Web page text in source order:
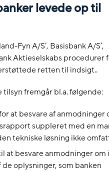
levede op til
Fyn A/S’, Basisbank A/S’,
Aktieselskabs procedurer
retten til indsigt..
fremgår bl.a. følgende:
at besvare af anmodninger
suppleret med en
tekniske løsning ikke
at besvare anmodninger om
oplysninger, som banken